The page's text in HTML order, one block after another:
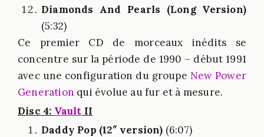
Diamonds And Pearls (Long Version)
(5:32)
Ce premier CD de morceaux inédits se
concentre sur la période de 1990 – début 1991
avec une configuration du groupe New Power
Generation qui évolue au fur et à mesure.
Disc 4: Vault II
Daddy Pop (12″ version) (6:07)